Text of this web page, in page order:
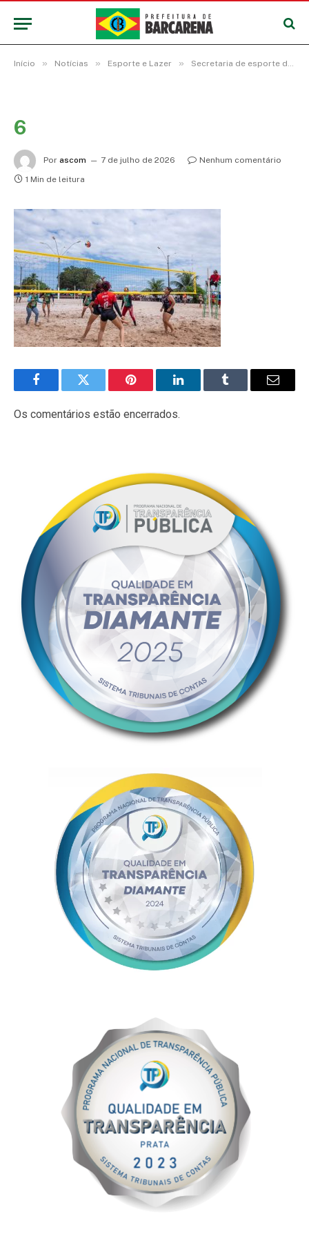
Início » Notícias » Esporte e Lazer » Secretaria de esporte de Barcarena inicia torneios de vôlei e futevôlei nas areias da Praia do Caripi
6
Por ascom 7 de julho de 2026
Nenhum comentário
1 Min de leitura
FacebookTwitter Pinterest LinkedInTumblr
E-
Os comentários estão encerrados.